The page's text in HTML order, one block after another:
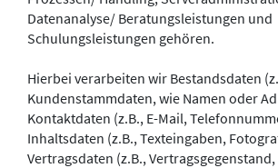
Datenanalyse/ Beratungsleistungen und
Schulungsleistungen gehören.
Hierbei verarbeiten wir Bestandsdaten
Kundenstammdaten, wie Namen oder
Kontaktdaten (z.B., E-Mail,
Inhaltsdaten (z.B., Texteingaben,
Vertragsdaten (z.B.,